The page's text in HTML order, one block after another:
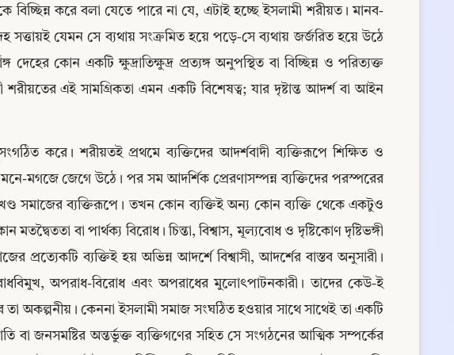
বিচ্ছিন্ন করে বলা যেতে পারে না যে, এটাই হচ্ছে ইসলামী শরীয়ত। মানব-
সত্তায়ই যেমন সে ব্যথায় সংক্রমিত হয়ে পড়ে-সে ব্যথায় জর্জরিত হয়ে উঠে
কোন একটি ক্ষুদ্রাতিক্ষুদ্র প্রত্যঙ্গ অনুপস্থিত বা বিচ্ছিন্ন ও পরিত্যক্ত
এই সামগ্রিকতা এমন একটি বিশেষত্ব; যার দৃষ্টান্ত আদর্শ বা আইন
করে। শরীয়তই প্রথমে ব্যক্তিদের আদর্শবাদী ব্যক্তিরূপে শিক্ষিত ও
মনে-মগজে জেগে উঠে। পর সম আদর্শিক প্রেরণাসম্পন্ন ব্যক্তিদের পরস্পরের
সমাজের ব্যক্তিরূপে। তখন কোন ব্যক্তিই অন্য কোন ব্যক্তি থেকে একটুও
বা পার্থক্য বিরোধ। চিন্তা, বিশ্বাস, মূল্যবোধ ও দৃষ্টিকোণ দৃষ্টিভঙ্গী
প্রত্যেকটি ব্যক্তিই হয় অভিন্ন আদর্শে বিশ্বাসী, আদর্শের বাস্তব অনুসারী।
অপরাধ-বিরোধ এবং অপরাধের মুলোৎপাটনকারী। তাদের কেউ-ই
অকল্পনীয়। কেননা ইসলামী সমাজ সংঘঠিত হওয়ার সাথে সাথেই তা একটি
জনসমষ্টির অন্তর্ভুক্ত ব্যক্তিগণের সহিত সে সংগঠনের আত্মিক সম্পর্কের